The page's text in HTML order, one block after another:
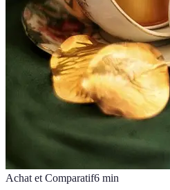
Achat et Comparatif6 min